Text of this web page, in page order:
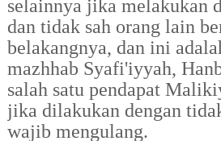
selainnya jika melakukan
dan tidak sah orang lain
belakangnya, dan ini
mazhhab Syafi'iyyah,
salah satu pendapat
jika dilakukan dengan
wajib mengulang.